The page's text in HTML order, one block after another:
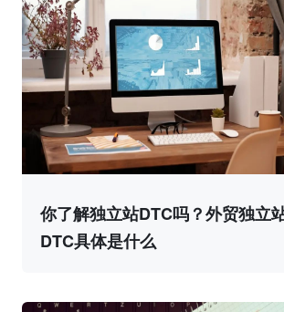
你了解独立站DTC吗？外贸独立
DTC具体是什么